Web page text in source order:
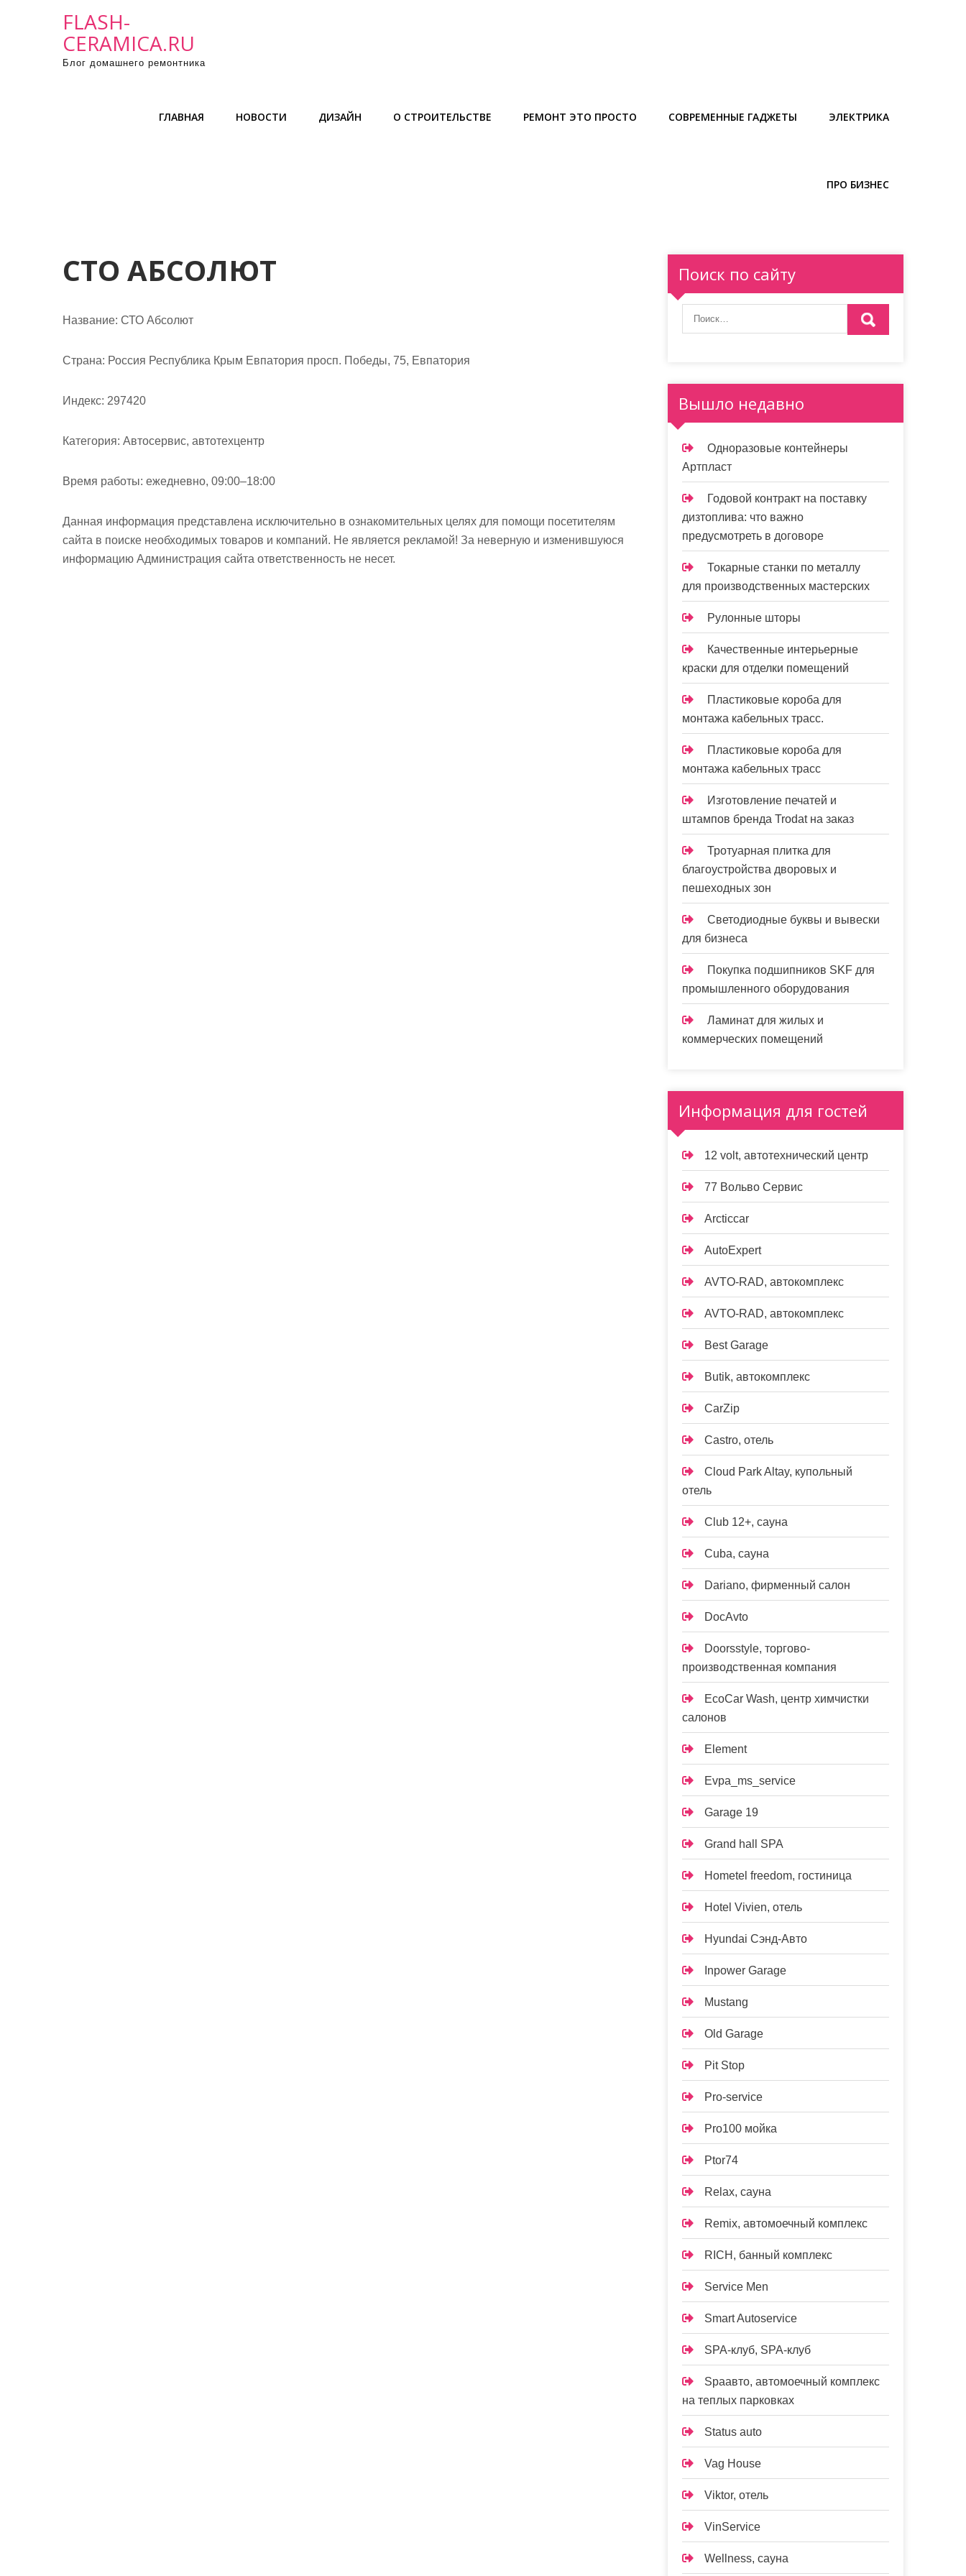
FLASH-
CERAMICA.RU
Блог домашнего ремонтника
ГЛАВНАЯ НОВОСТИ ДИЗАЙН О СТРОИТЕЛЬСТВЕ РЕМОНТ ЭТО ПРОСТО СОВРЕМЕННЫЕ ГАДЖЕТЫ ЭЛЕКТРИКА
ПРО БИЗНЕС
СТО АБСОЛЮТ
Название: СТО Абсолют
Страна: Россия Республика Крым Евпатория просп. Победы, 75, Евпатория
Индекс: 297420
Категория: Автосервис, автотехцентр
Время работы: ежедневно, 09:00–18:00
Данная информация представлена исключительно в ознакомительных целях для помощи посетителям
сайта в поиске необходимых товаров и компаний. Не является рекламой! За неверную и изменившуюся
информацию Администрация сайта ответственность не несет.
Поиск по сайту
Вышло недавно
Одноразовые контейнеры
Артпласт
Годовой контракт на поставку
дизтоплива: что важно
предусмотреть в договоре
Токарные станки по металлу
для производственных мастерских
Рулонные шторы
Качественные интерьерные
краски для отделки помещений
Пластиковые короба для
монтажа кабельных трасс.
Пластиковые короба для
монтажа кабельных трасс
Изготовление печатей и
штампов бренда Trodat на заказ
Тротуарная плитка для
благоустройства дворовых и
пешеходных зон
Светодиодные буквы и вывески
для бизнеса
Покупка подшипников SKF для
промышленного оборудования
Ламинат для жилых и
коммерческих помещений
Информация для гостей
12 volt, автотехнический центр
77 Вольво Сервис
Arcticcar
AutoExpert
AVTO-RAD, автокомплекс
AVTO-RAD, автокомплекс
Best Garage
Butik, автокомплекс
CarZip
Castro, отель
Cloud Park Altay, купольный
отель
Club 12+, сауна
Cuba, сауна
Dariano, фирменный салон
DocAvto
Doorsstyle, торгово-
производственная компания
EcoCar Wash, центр химчистки
салонов
Element
Evpa_ms_service
Garage 19
Grand hall SPA
Hometel freedom, гостиница
Hotel Vivien, отель
Hyundai Сэнд-Авто
Inpower Garage
Mustang
Old Garage
Pit Stop
Pro-service
Pro100 мойка
Ptor74
Relax, сауна
Remix, автомоечный комплекс
RICH, банный комплекс
Service Men
Smart Autoservice
SPA-клуб, SPA-клуб
Spaавто, автомоечный комплекс
на теплых парковках
Status auto
Vag House
Viktor, отель
VinService
Wellness, сауна